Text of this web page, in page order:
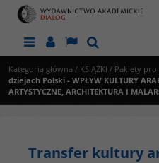
MenuPanelLangSzukaj
Kategoria główna / KSIĄŻKI / Pakiety
dziejach Polski - WPŁYW KULTURY
ARTYSTYCZNE, ARCHITEKTURA I
Transfer kultury